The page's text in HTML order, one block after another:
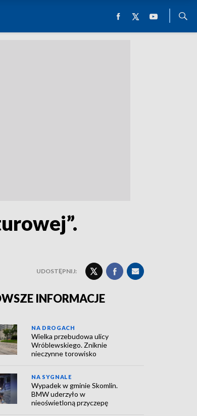
UDOSTĘPNIJ:
INFORMACJE
NA DROGACH
Wielka przebudowa ulicy
Wróblewskiego. Zniknie
nieczynne torowisko
NA SYGNALE
Wypadek w gminie Skomlin.
BMW uderzyło w
nieoświetloną przyczepę